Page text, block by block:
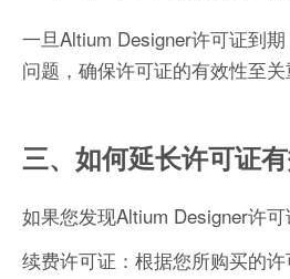
一旦Altium Designer许可证到
问题，确保许可证的有效性至
三、如何延长许可证
如果您发现Altium Designer许
续费许可证：根据您所购买的